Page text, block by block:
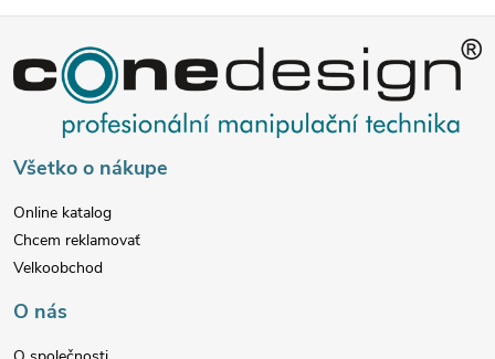
y
v
p
i
s
á
p
ä
t
Všetko o nákupe
Online katalog
Chcem reklamovať
Velkoobchod
O nás